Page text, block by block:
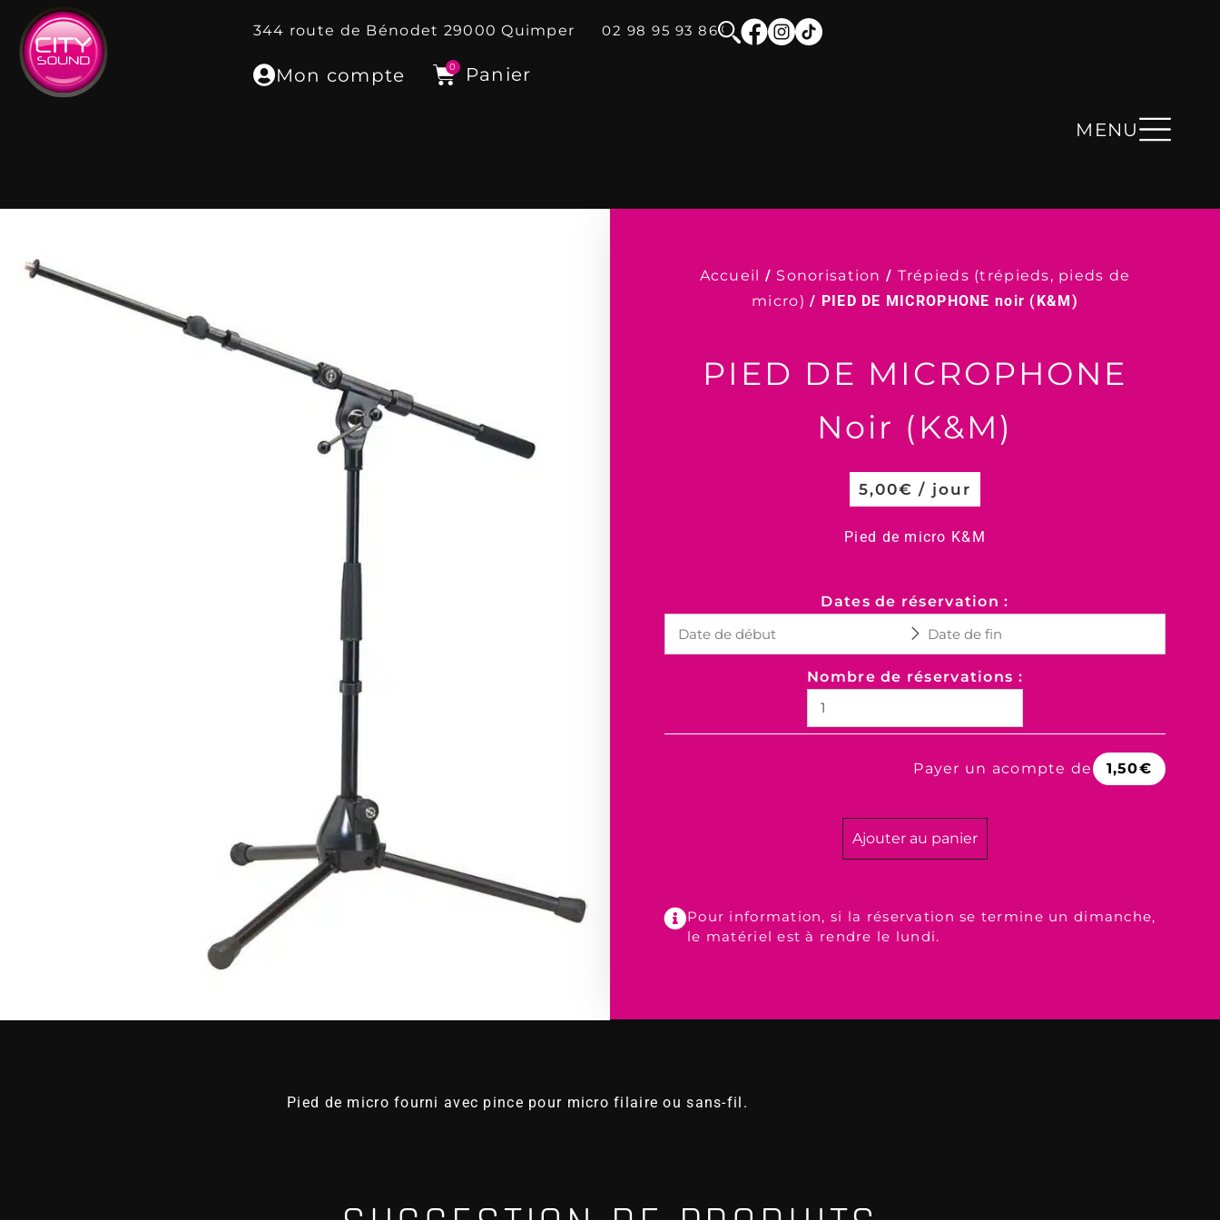
344 route de Bénodet 29000 Quimper 02 98 95 93 86
Mon compte 0 Panier
MENU
Accueil / Sonorisation / Trépieds (trépieds, pieds de
micro) / PIED DE MICROPHONE noir (K&M)
PIED DE MICROPHONE
Noir (K&M)
5,00€ / jour
Pied de micro K&M
Dates de réservation :
Nombre de réservations :
Payer un acompte de 1,50€
Ajouter au panier
Pour information, si la réservation se termine un dimanche,
le matériel est à rendre le lundi.
Pied de micro fourni avec pince pour micro filaire ou sans-fil.